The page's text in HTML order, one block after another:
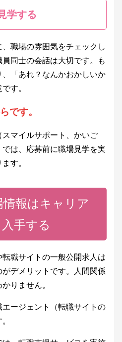
学する
職場の雰囲気をチェックし
同士の会話は大切です。も
「あれ？なんかおかしいか
す。
です。
マイルサポート、かいご
は、応募前に職場見学を実
す。
情報はキャリア
手する
職サイトの一般公開求人は
がデメリットです。人間関係
りません。
ージェント（転職サイトの